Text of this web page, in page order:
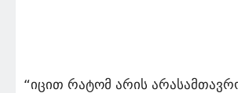
“იცით რატომ არის